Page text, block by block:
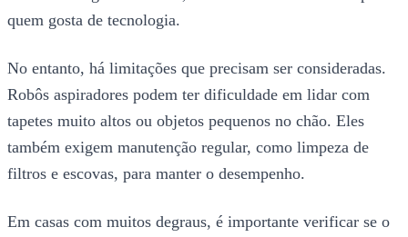
quem gosta de tecnologia.
No entanto, há limitações que precisam ser consideradas.
Robôs aspiradores podem ter dificuldade em lidar com
tapetes muito altos ou objetos pequenos no chão. Eles
também exigem manutenção regular, como limpeza de
filtros e escovas, para manter o desempenho.
Em casas com muitos degraus, é importante verificar se o